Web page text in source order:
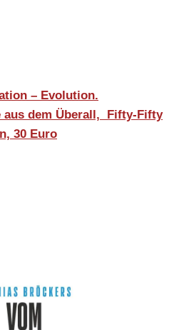
– Evolution.
aus dem Überall, Fifty-Fifty
30 Euro